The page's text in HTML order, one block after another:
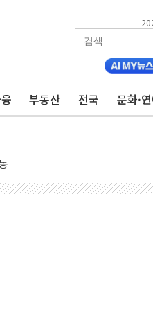
부동산 전국 문화·
구
아지며 상승… STOXX 600 지수
란 위협에 맞설 자체 억지력 강
美 해상봉쇄 영향
닥 선물 1%대 상승
대 후퇴